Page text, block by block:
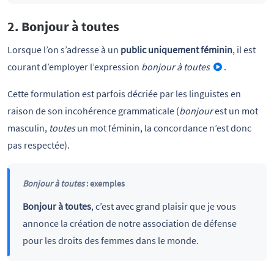
2. Bonjour à toutes
Lorsque l’on s’adresse à un public uniquement féminin, il est
courant d’employer l’expression bonjour à toutes .
Cette formulation est parfois décriée par les linguistes en
raison de son incohérence grammaticale (bonjourest un mot
masculin, toutesun mot féminin, la concordance n’est donc
pas respectée).
Bonjour à toutes: exemples
Bonjour à toutes, c’est avec grand plaisir que je vous
annonce la création de notre association de défense
pour les droits des femmes dans le monde.